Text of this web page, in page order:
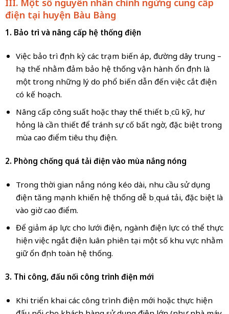
III. Một số nguyên nhân chính ngừng cung cấp
điện tại huyện Bàu Bàng
1. Bảo trì và nâng cấp hệ thống điện
Việc bảo trì định kỳ các trạm biến áp, đường dây trung –
hạ thế nhằm đảm bảo hệ thống vận hành ổn định là
một trong những lý do phổ biến dẫn đến việc cắt điện
có kế hoạch.
Nâng cấp công suất hoặc thay thế thiết bị cũ kỹ, hư
hỏng là cần thiết để tránh sự cố bất ngờ, đặc biệt trong
mùa cao điểm tiêu thụ điện.
2. Phòng chống quá tải điện vào mùa nắng nóng
Trong thời gian nắng nóng kéo dài, nhu cầu sử dụng
điện tăng mạnh khiến hệ thống dễ bị quá tải, đặc biệt là
vào giờ cao điểm.
Để giảm áp lực cho lưới điện, ngành điện lực có thể thực
hiện việc ngắt điện luân phiên tại một số khu vực nhằm
giữ ổn định toàn hệ thống.
3. Thi công, đấu nối công trình điện mới
Khi triển khai các công trình điện mới hoặc thực hiện